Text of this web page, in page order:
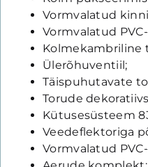
Vormvalatud
Vormvalatud
Kolmekambriline
Ülerõhuventiil;
Täispuhutavate
Torude
Kütusesüsteem
Veedeflektoriga
Vormvalatud